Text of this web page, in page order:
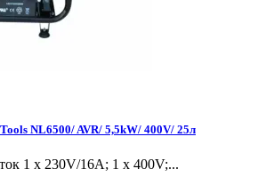
NL6500/ AVR/ 5,5kW/ 400V/ 25л
1 x 230V/16A; 1 x 400V;...